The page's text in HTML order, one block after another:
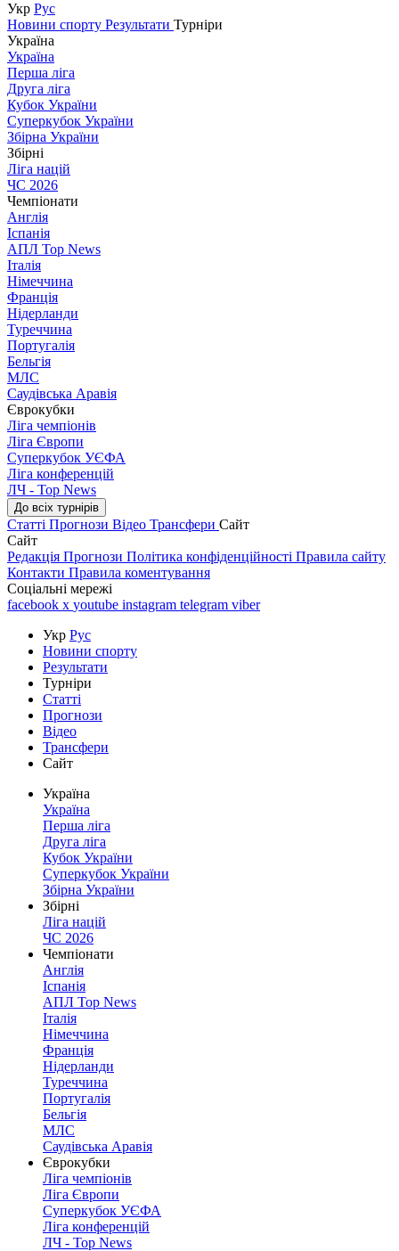
Укр Рус
Новини спорту Результати Турніри
Україна
Україна
Перша ліга
Друга ліга
Кубок України
Суперкубок України
Збірна України
Збірні
Ліга націй
ЧС 2026
Чемпіонати
Англія
Іспанія
АПЛ Top News
Італія
Німеччина
Франція
Нідерланди
Туреччина
Португалія
Бельгія
МЛС
Саудівська Аравія
Єврокубки
Ліга чемпіонів
Ліга Європи
Суперкубок УЄФА
Ліга конференцій
ЛЧ - Top News
До всіх турнірів
Статті Прогнози Відео Трансфери Сайт
Сайт
Редакція Прогнози Політика конфіденційності Правила сайту
Контакти Правила коментування
Соціальні мережі
facebook x youtube instagram telegram viber
Укр Рус
Новини спорту
Результати
Турніри
Статті
Прогнози
Відео
Трансфери
Сайт
Україна
Україна
Перша ліга
Друга ліга
Кубок України
Суперкубок України
Збірна України
Збірні
Ліга націй
ЧС 2026
Чемпіонати
Англія
Іспанія
АПЛ Top News
Італія
Німеччина
Франція
Нідерланди
Туреччина
Португалія
Бельгія
МЛС
Саудівська Аравія
Єврокубки
Ліга чемпіонів
Ліга Європи
Суперкубок УЄФА
Ліга конференцій
ЛЧ - Top News